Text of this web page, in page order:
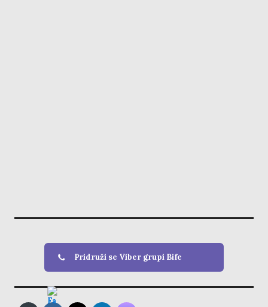
Pridruži se Viber grupi Bife